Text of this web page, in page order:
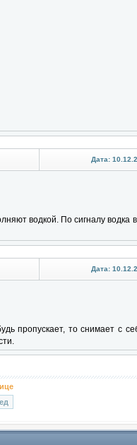
Дата:
водкой. По сигналу водка
Дата:
пропускает, то снимает с